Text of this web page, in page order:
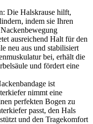
Die Halskrause hilft,
indem sie Ihren
ausreichend Halt für den
neu aus und stabilisiert
bei, erhält die
und fördert eine
ist
nimmt eine
perfekten Bogen zu
passt, den Hals
und den Tragekomfort